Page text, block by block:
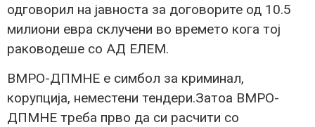
одговорил на јавноста за договорите од 10.5
милиони евра склучени во времето кога тој
раководеше со АД ЕЛЕМ.
ВМРО-ДПМНЕ е симбол за криминал,
корупција, неместени тендери.Затоа ВМРО-
ДПМНЕ треба прво да си расчити со